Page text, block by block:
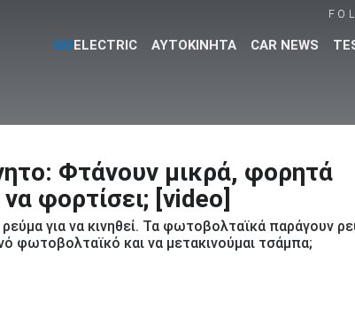
GOELECTRIC ΑΥΤΟΚΙΝΗΤΑ CAR NEWS
Βρες τα πάντα για το
Φτάνουν μικρά, φορητά
φορτίσει; [video]
για να κινηθεί. Τα φωτοβολταϊκά παράγουν
και να μετακινούμαι τσάμπα;